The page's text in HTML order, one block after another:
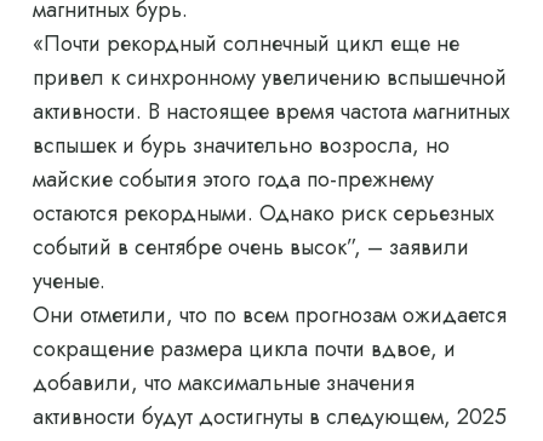
магнитных бурь.
«Почти рекордный солнечный цикл еще не
привел к синхронному увеличению вспышечной
активности. В настоящее время частота магнитных
вспышек и бурь значительно возросла, но
майские события этого года по-прежнему
остаются рекордными. Однако риск серьезных
событий в сентябре очень высок”, – заявили
ученые.
Они отметили, что по всем прогнозам ожидается
сокращение размера цикла почти вдвое, и
добавили, что максимальные значения
активности будут достигнуты в следующем, 2025